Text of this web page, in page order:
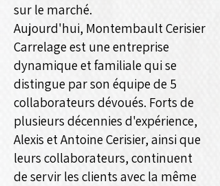
sur le marché.
Aujourd'hui, Montembault Cerisier
Carrelage est une entreprise
dynamique et familiale qui se
distingue par son équipe de 5
collaborateurs dévoués. Forts de
plusieurs décennies d'expérience,
Alexis et Antoine Cerisier, ainsi que
leurs collaborateurs, continuent
de servir les clients avec la même